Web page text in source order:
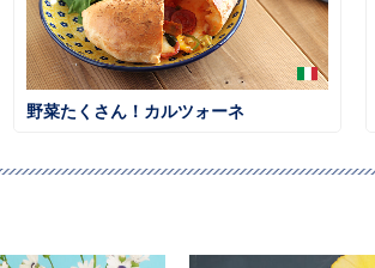
野菜たくさん！カルツォーネ